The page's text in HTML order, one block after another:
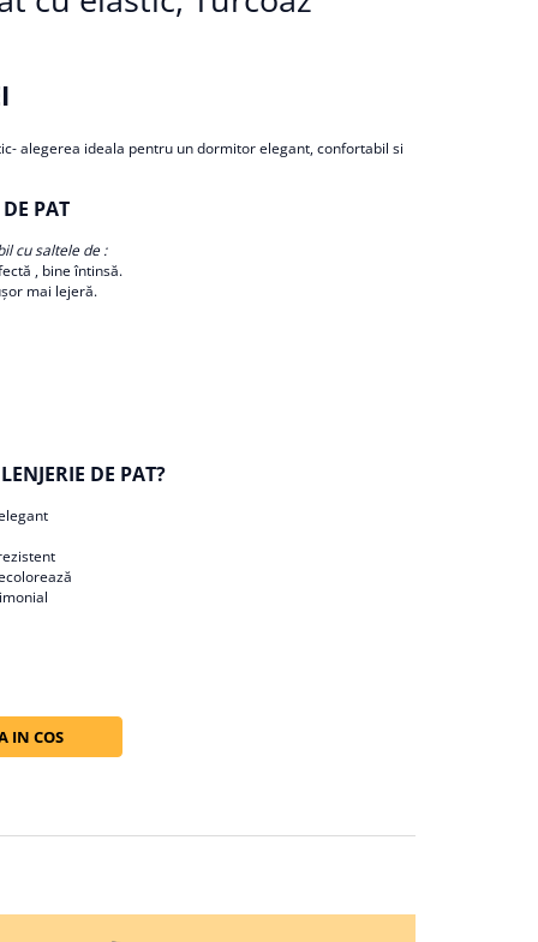
alegerea ideala pentru un dormitor elegant, confortabil si
PAT
cu saltele de :
, bine întinsă.
mai lejeră.
DE PAT?
IN COS